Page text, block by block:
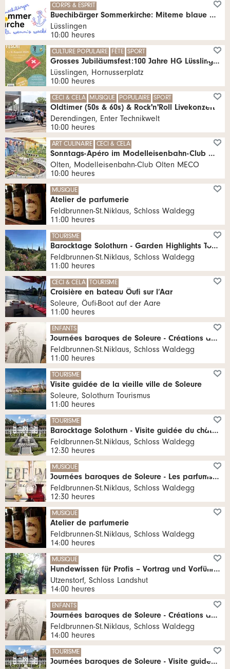
CORPS & ESPRIT
Buechibärger Sommerkirche: Miteme blaue Oug drvo cho
Lüsslingen
10:00 heures
CULTURE POPULAIRE FÊTE SPORT
Grosses Jubiläumsfest:100 Jahre HG Lüsslingen-Nennigkofen
Lüsslingen, Hornusserplatz
10:00 heures
CECI & CELA MUSIQUE POPULAIRE SPORT
Oldtimer (50s & 60s) & Rock'n'Roll Livekonzert
Derendingen, Enter Technikwelt
10:00 heures
ART CULINAIRE CECI & CELA
Sonntags-Apéro im Modelleisenbahn-Club Olten
Olten, Modelleisenbahn-Club Olten MECO
10:00 heures
MUSIQUE
Atelier de parfumerie
Feldbrunnen-St.Niklaus, Schloss Waldegg
11:00 heures
TOURISME
Barocktage Solothurn - Garden Highlights Tour (in English)
Feldbrunnen-St.Niklaus, Schloss Waldegg
11:00 heures
CECI & CELA TOURISME
Croisière en bateau Öufi sur l’Aar
Soleure, Öufi-Boot auf der Aare
11:00 heures
ENFANTS
Journées baroques de Soleure - Créations de mode baroques pour enfants
Feldbrunnen-St.Niklaus, Schloss Waldegg
11:00 heures
TOURISME
Visite guidée de la vieille ville de Soleure
Soleure, Solothurn Tourismus
11:00 heures
TOURISME
Barocktage Solothurn - Visite guidée du château de Waldegg (en français)
Feldbrunnen-St.Niklaus, Schloss Waldegg
12:30 heures
MUSIQUE
Journées baroques de Soleure - Les parfums du baroque
Feldbrunnen-St.Niklaus, Schloss Waldegg
12:30 heures
MUSIQUE
Atelier de parfumerie
Feldbrunnen-St.Niklaus, Schloss Waldegg
14:00 heures
MUSIQUE
Hundewissen für Profis – Vortrag und Vorführung
Utzenstorf, Schloss Landshut
14:00 heures
ENFANTS
Journées baroques de Soleure - Créations de mode baroques pour enfants
Feldbrunnen-St.Niklaus, Schloss Waldegg
14:00 heures
TOURISME
Journées baroques de Soleure - Visite guidée du château de Waldegg